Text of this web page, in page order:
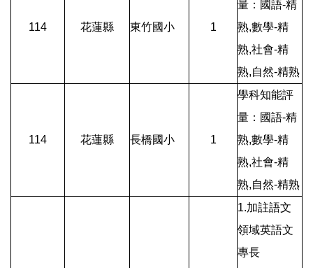
114 花蓮縣 東竹國小 1
量：國語-精
熟,數學-精
熟,社會-精
熟,自然-精熟
114 花蓮縣 長橋國小 1
學科知能評
量：國語-精
熟,數學-精
熟,社會-精
熟,自然-精熟
1.加註語文
領域英語文
專長